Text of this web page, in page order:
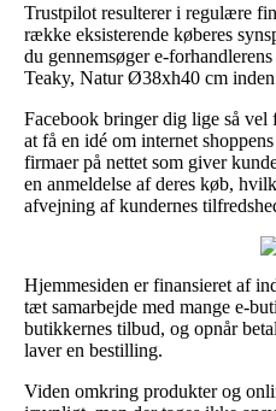
Trustpilot resulterer i regulære
række eksisterende køberes
du gennemsøger e-
Teaky, Natur Ø38xh40 cm
Facebook bringer dig lige så
at få en idé om internet
firmaer på nettet som giver
en anmeldelse af deres køb,
afvejning af kundernes
Hjemmesiden er finansieret af
tæt samarbejde med mange e-
butikkernes tilbud, og opnår
laver en bestilling.
Viden omkring produkter og